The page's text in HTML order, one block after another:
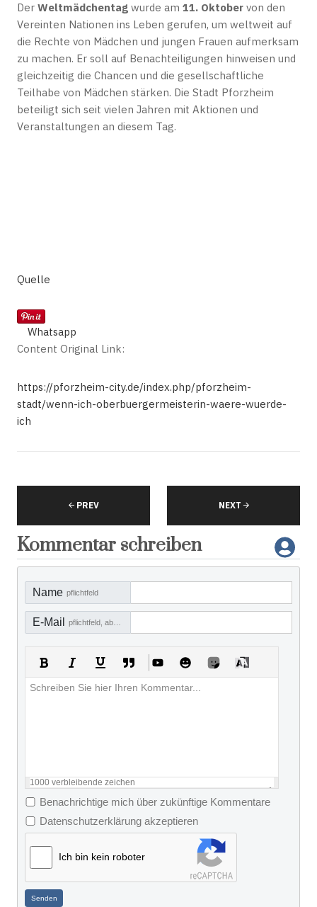
Der Weltmädchentag wurde am 11. Oktober von den
Vereinten Nationen ins Leben gerufen, um weltweit auf
die Rechte von Mädchen und jungen Frauen aufmerksam
zu machen. Er soll auf Benachteiligungen hinweisen und
gleichzeitig die Chancen und die gesellschaftliche
Teilhabe von Mädchen stärken. Die Stadt Pforzheim
beteiligt sich seit vielen Jahren mit Aktionen und
Veranstaltungen an diesem Tag.
Quelle
Whatsapp
Content Original Link:
https://pforzheim-city.de/index.php/pforzheim-
stadt/wenn-ich-oberbuergermeisterin-waere-wuerde-
ich
PREV NEXT
Kommentar schreiben
Name pflichtfeld
E-Mail
1000 verbleibende zeichen
Benachrichtige mich über zukünftige Kommentare
Datenschutzerklärung akzeptieren
Ich bin kein roboter
Senden